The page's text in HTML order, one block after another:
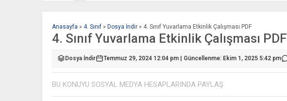
Anasayfa » 4. Sınıf » Dosya İndir » 4. Sınıf Yuvarlama Etkinlik Çalışması PDF
4. Sınıf Yuvarlama Etkinlik Çalışması PDF
Dosya İndir Temmuz 29, 2024 12:04 pm | Güncellenme: Ekim 1, 2025 5:42 pm
BU KONUYU SOSYAL MEDYA HESAPLARINDA PAYLAŞ